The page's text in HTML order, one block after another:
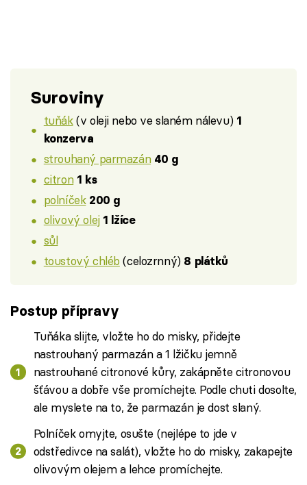
Suroviny
tuňák(v oleji nebo ve slaném nálevu) 1
konzerva
strouhaný parmazán 40 g
citron 1 ks
polníček 200 g
olivový olej 1 lžíce
sůl
toustový chléb (celozrnný) 8 plátků
Postup přípravy
Tuňáka slijte, vložte ho do misky, přidejte
nastrouhaný parmazán a 1 lžičku jemně
nastrouhané citronové kůry, zakápněte citronovou
šťávou a dobře vše promíchejte. Podle chuti dosolte,
ale myslete na to, že parmazán je dost slaný.
Polníček omyjte, osušte (nejlépe to jde v
odstředivce na salát), vložte ho do misky, zakapejte
olivovým olejem a lehce promíchejte.